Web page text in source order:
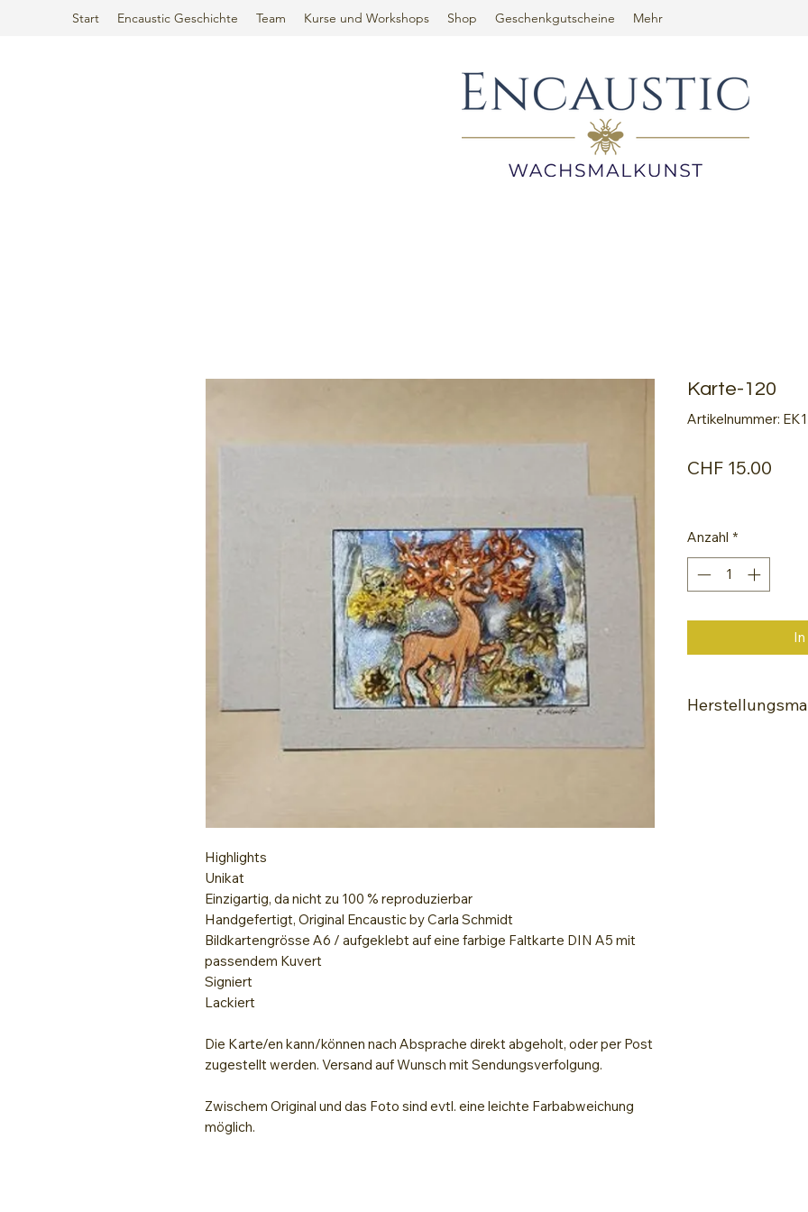
Start Encaustic Geschichte Team Kurse und Workshops Shop Geschenkgutscheine Mehr
Highlights
Unikat
Einzigartig, da nicht zu 100 % reproduzierbar
Handgefertigt, Original Encaustic by Carla Schmidt
Bildkartengrösse A6 / aufgeklebt auf eine farbige Faltkarte DIN A5 mit
passendem Kuvert
Signiert
Lackiert
Die Karte/en kann/können nach Absprache direkt abgeholt, oder per Post
zugestellt werden. Versand auf Wunsch mit Sendungsverfolgung.
Zwischem Original und das Foto sind evtl. eine leichte Farbabweichung
möglich.
Karte-120
Artikelnummer:
CHF 15.00
Anzahl *